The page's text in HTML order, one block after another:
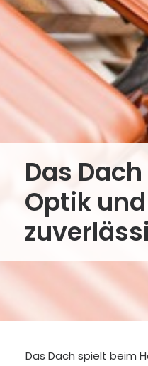
Das
Optik und
Das Dach spielt beim